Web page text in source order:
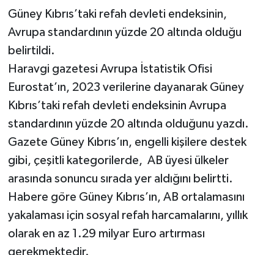
Güney Kıbrıs’taki refah devleti endeksinin,
Avrupa standardının yüzde 20 altında olduğu
belirtildi.
Haravgi gazetesi Avrupa İstatistik Ofisi
Eurostat’ın, 2023 verilerine dayanarak Güney
Kıbrıs’taki refah devleti endeksinin Avrupa
standardının yüzde 20 altında olduğunu yazdı.
Gazete Güney Kıbrıs’ın, engelli kişilere destek
gibi, çeşitli kategorilerde, AB üyesi ülkeler
arasında sonuncu sırada yer aldığını belirtti.
Habere göre Güney Kıbrıs’ın, AB ortalamasını
yakalaması için sosyal refah harcamalarını, yıllık
olarak en az 1.29 milyar Euro artırması
gerekmektedir.